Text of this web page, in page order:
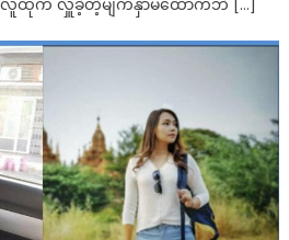
လူထုက လှူခဲ့တဲ့မျက်နှာမထောက်ဘဲ […]